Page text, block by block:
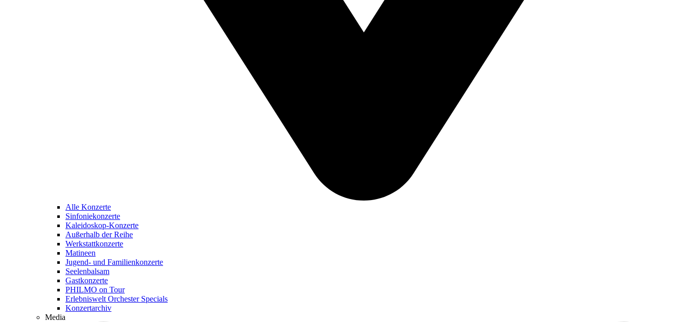
Alle Konzerte
Sinfoniekonzerte
Kaleidoskop-Konzerte
Außerhalb der Reihe
Werkstattkonzerte
Matineen
Jugend- und Familienkonzerte
Seelenbalsam
Gastkonzerte
PHILMO on Tour
Erlebniswelt Orchester Specials
Konzertarchiv
Media